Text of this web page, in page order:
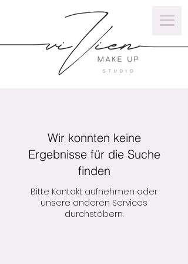
Wir konnten keine
Ergebnisse für die Suche
finden
Bitte Kontakt aufnehmen oder
unsere anderen Services
durchstöbern.